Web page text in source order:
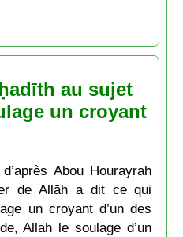
au sujet
un croyant
Abou Hourayrah
de Allāh a dit ce qui
un croyant d’un des
Allāh le soulage d’un